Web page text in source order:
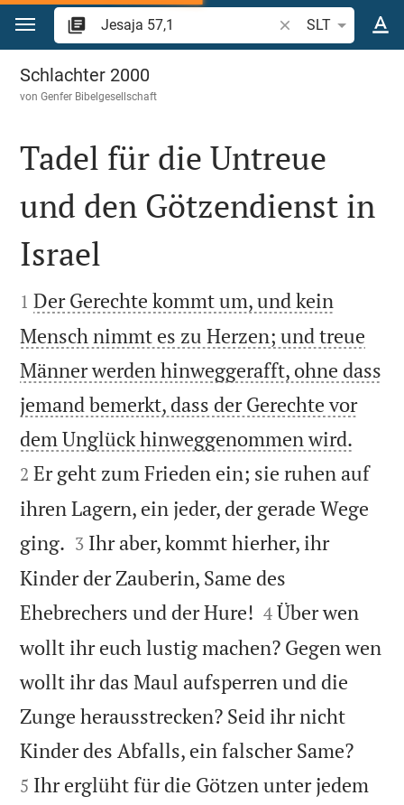
Zum Inhalt springen
Bibelstelle oder
SLT
Jesaja 57
Schlachter 2000
vonGenfer Bibelgesellschaft

Tadel für die Untreue
und den Götzendienst in
Israel

1 Der Gerechte kommt um, und kein
Mensch nimmt es zu Herzen; und treue
Männer werden hinweggerafft, ohne dass
jemand bemerkt, dass der Gerechte vor
dem Unglück hinweggenommen wird.
2 Er geht zum Frieden ein; sie ruhen auf
ihren Lagern, ein jeder, der gerade Wege
ging. 

3 Ihr aber, kommt hierher, ihr
Kinder der Zauberin, Same des
Ehebrechers und der Hure! 

4 Über wen
wollt ihr euch lustig machen? Gegen wen
wollt ihr das Maul aufsperren und die
Zunge herausstrecken? Seid ihr nicht
Kinder des Abfalls, ein falscher Same?
5 Ihr erglüht für die Götzen unter jedem